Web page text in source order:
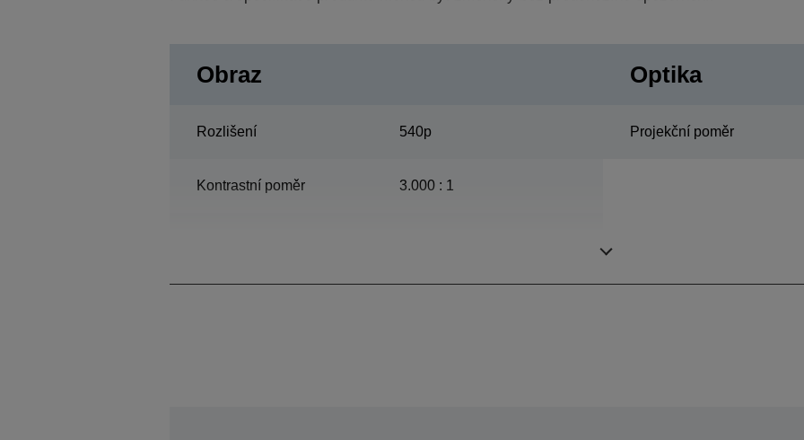
Obraz
Rozlišení 540p
Kontrastní poměr 3.000 : 1
Optika
Projekční poměr